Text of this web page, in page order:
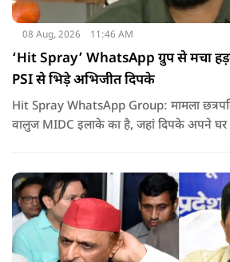
08 Aug, 2026 11:46 AM
‘Hit Spray’ WhatsApp ग्रुप से मचा
PSI से भिड़े अभिजीत दिपके
Hit Spray WhatsApp Group: मामला
वालुज MIDC इलाके का है, जहां दिपके अपने घर
को लेकर दिपके की पुलिस अधिकारी से तीखी